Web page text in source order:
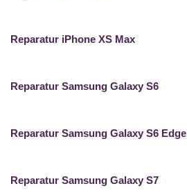
Reparatur iPhone XS Max
Reparatur Samsung Galaxy S6
Reparatur Samsung Galaxy S6 Edge
Reparatur Samsung Galaxy S7